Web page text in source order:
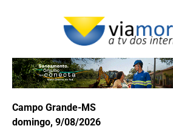
Campo Grande-MS
domingo, 9/08/2026